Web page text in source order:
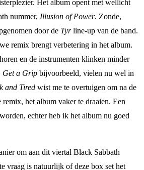
Het album opent met wellicht
nummer, Illusion of Power. Zonde,
door de Tyrline-up van de band.
remix brengt verbetering in het album.
en de instrumenten klinken minder
Get a Grip bijvoorbeeld, vielen nu wel in
and Tired wist me te overtuigen om na de
remix, het album vaker te draaien. Een
echter heb ik het album nu goed
om aan dit viertal Black Sabbath
vraag is natuurlijk of deze box set het